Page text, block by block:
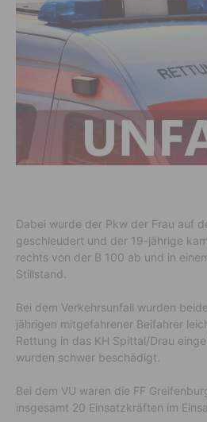
Dabei wurde der Pkw der Frau auf
geschleudert und der 19-jährige
rechts von der B 100 ab und in
Stillstand.
Bei dem Verkehrsunfall wurden
jährigen mitgefahrener Beifahrer
Rettung in das KH Spittal/Drau
wurden schwer beschädigt.
Bei dem VU waren die FF
insgesamt 20 Einsatzkräften im